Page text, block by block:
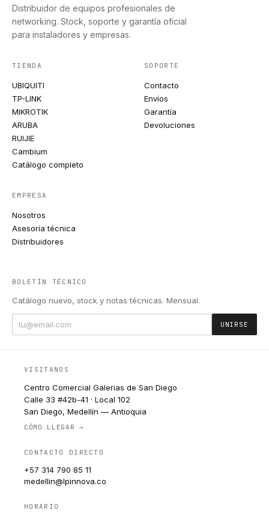
Distribuidor de equipos profesionales de
networking. Stock, soporte y garantía oficial
para instaladores y empresas.
TIENDA
UBIQUITI
TP-LINK
MIKROTIK
ARUBA
RUIJIE
Cambium
Catálogo completo
SOPORTE
Contacto
Envíos
Garantía
Devoluciones
EMPRESA
Nosotros
Asesoría técnica
Distribuidores
BOLETÍN TÉCNICO
Catálogo nuevo, stock y notas técnicas. Mensual.
UNIRSE
VISITANOS
Centro Comercial Galerias de San Diego
Calle 33 #42b-41 · Local 102
San Diego, Medellín — Antioquia
CÓMO LLEGAR →
CONTACTO DIRECTO
+57 314 790 85 11
medellin@lpinnova.co
HORARIO